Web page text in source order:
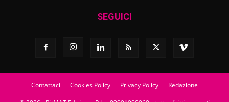
SEGUICI
Contattaci Cookies Policy Privacy Policy Redazione